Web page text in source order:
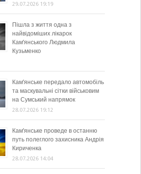
29.07.2026 19:19
Пішла з життя одна з
найвідоміших лікарок
Кам’янського Людмила
Кузьменко
Кам’янське передало автомобіль
та маскувальні сітки військовим
на Сумський напрямок
28.07.2026 19:12
Кам’янське проведе в останню
путь полеглого захисника Андрія
Кириченка
28.07.2026 14:04